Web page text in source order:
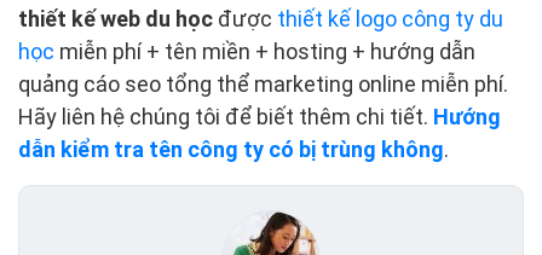
thiết kế web du học được thiết kế logo công ty du
học miễn phí + tên miền + hosting + hướng dẫn
quảng cáo seo tổng thể marketing online miễn phí.
Hãy liên hệ chúng tôi để biết thêm chi tiết. Hướng
dẫn kiểm tra tên công ty có bị trùng không.